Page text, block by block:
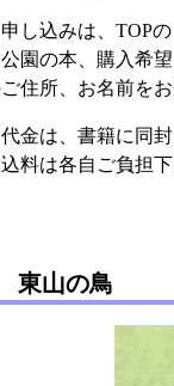
申し込みは、TOP
園の本、購入希
住所、お名前をお
代金は、書籍に同
料は各自ご負担下
東山の鳥